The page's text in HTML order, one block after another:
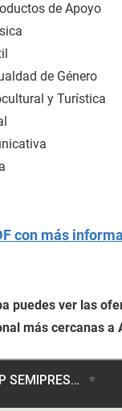
de Apoyo
de Género
y Turística
con más
puedes ver las
más cercanas a